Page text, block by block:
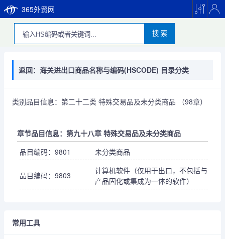
365外贸网
搜 索
返回：海关进出口商品名称与编码(HSCODE) 目录分类
类别品目信息：第二十二类 特殊交易品及未分类商品 （98章）
章节品目信息：第九十八章 特殊交易品及未分类商品
品目编码：9801
未分类商品
品目编码：9803
计算机软件（仅用于出口，不包括与
产品固化或集成为一体的软件）
常用工具